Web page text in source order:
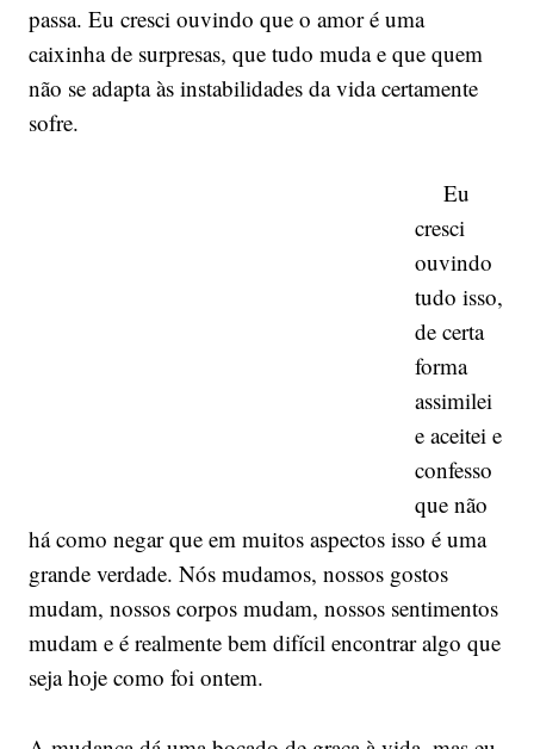
passa. Eu cresci ouvindo que o amor é uma
caixinha de surpresas, que tudo muda e que quem
não se adapta às instabilidades da vida certamente
sofre.
Eu
cresci
ouvindo
tudo isso,
de certa
forma
assimilei
e aceitei e
confesso
que não
há como negar que em muitos aspectos isso é uma
grande verdade. Nós mudamos, nossos gostos
mudam, nossos corpos mudam, nossos sentimentos
mudam e é realmente bem difícil encontrar algo que
seja hoje como foi ontem.